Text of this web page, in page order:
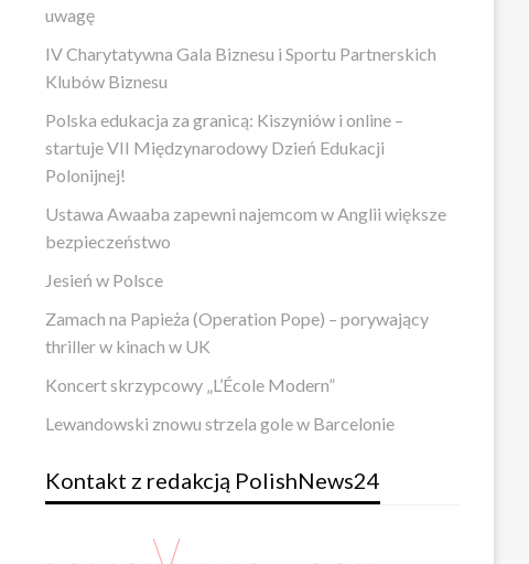
uwagę
IV Charytatywna Gala Biznesu i Sportu Partnerskich
Klubów Biznesu
Polska edukacja za granicą: Kiszyniów i online –
startuje VII Międzynarodowy Dzień Edukacji
Polonijnej!
Ustawa Awaaba zapewni najemcom w Anglii większe
bezpieczeństwo
Jesień w Polsce
Zamach na Papieża (Operation Pope) – porywający
thriller w kinach w UK
Koncert skrzypcowy „L’École Modern”
Lewandowski znowu strzela gole w Barcelonie
Kontakt z redakcją PolishNews24